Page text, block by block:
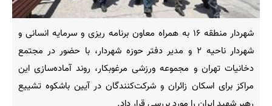
شهردار منطقه ۱۶ به همراه معاون برنامه ریزی و سرمایه انسانی و
شهردار ناحیه ۲ و مدیر دفتر حوزه شهردار، با حضور در مجتمع
دخانیات تهران و مجموعه ورزشی مرغوبکار، روند آماده‌سازی این
مراکز برای اسکان زائران و شرکت‌کنندگان در آیین باشکوه تشییع